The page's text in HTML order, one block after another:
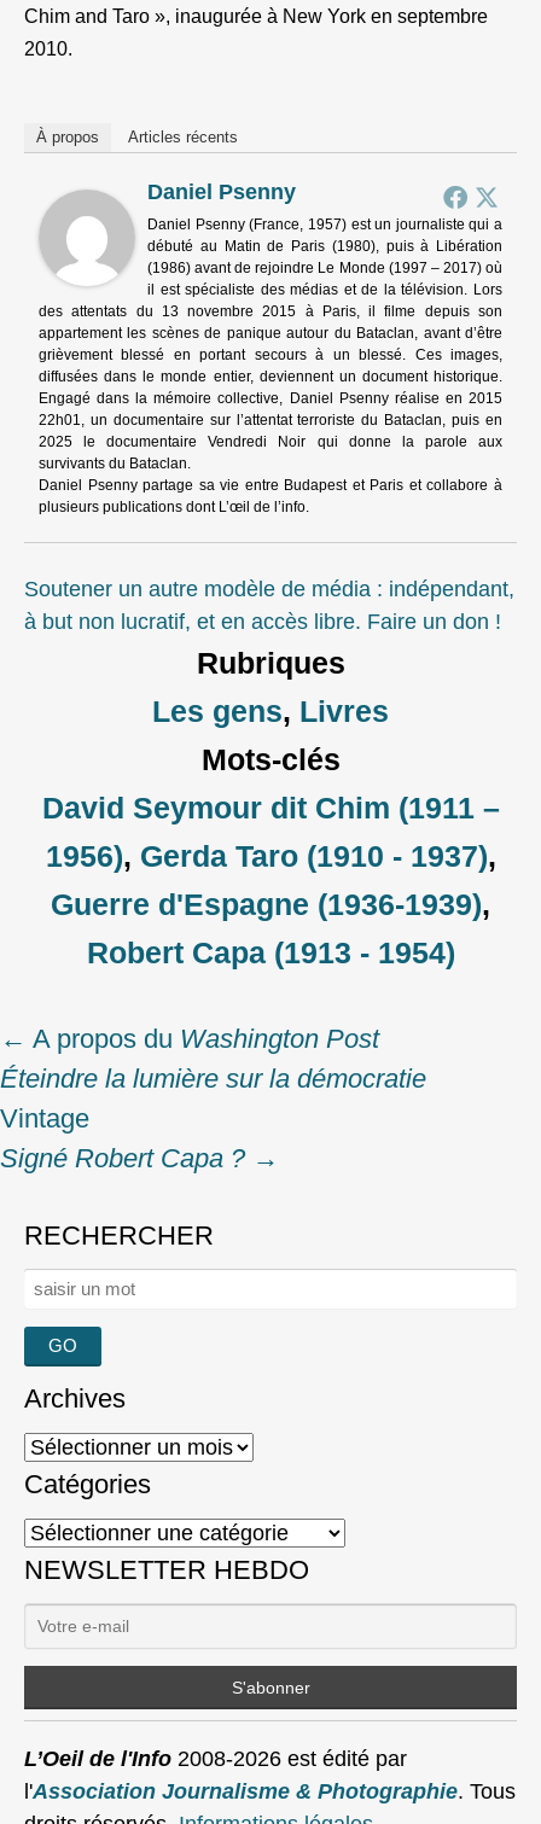
Chim and Taro », inaugurée à New York en septembre
2010.
À propos Articles récents
Daniel Psenny
Daniel Psenny (France, 1957) est un journaliste qui a
débuté au Matin de Paris (1980), puis à Libération
(1986) avant de rejoindre Le Monde (1997 – 2017) où
il est spécialiste des médias et de la télévision. Lors
des attentats du 13 novembre 2015 à Paris, il filme depuis son
appartement les scènes de panique autour du Bataclan, avant d’être
grièvement blessé en portant secours à un blessé. Ces images,
diffusées dans le monde entier, deviennent un document historique.
Engagé dans la mémoire collective, Daniel Psenny réalise en 2015
22h01, un documentaire sur l’attentat terroriste du Bataclan, puis en
2025 le documentaire Vendredi Noir qui donne la parole aux
survivants du Bataclan.
Daniel Psenny partage sa vie entre Budapest et Paris et collabore à
plusieurs publications dont L’œil de l’info.
Soutener un autre modèle de média : indépendant,
à but non lucratif, et en accès libre. Faire un don !
Rubriques
Les gens, Livres
Mots-clés
David Seymour dit Chim (1911 –
1956), Gerda Taro (1910 - 1937),
Guerre d'Espagne (1936‑1939),
Robert Capa (1913 - 1954)
Post
navigation
← A propos du Washington Post
Éteindre la lumière sur la démocratie
Vintage
Signé Robert Capa ? →
RECHERCHER
Rechercher :
Archives
Archives
Catégories
Catégories
NEWSLETTER HEBDO
L’Oeil de l'Info 2008-2026 est édité par
l'Association Journalisme & Photographie. Tous